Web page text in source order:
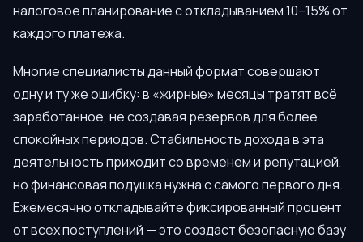
налоговое планирование с откладыванием 10–15% от
каждого платежа.
Многие специалисты данный формат совершают
одну и ту же ошибку: в «жирные» месяцы тратят всё
заработанное, не создавая резервов для более
спокойных периодов. Стабильность дохода в эта
деятельность приходит со временем и репутацией,
но финансовая подушка нужна с самого первого дня.
Ежемесячно откладывайте фиксированный процент
от всех поступлений — это создаст безопасную базу